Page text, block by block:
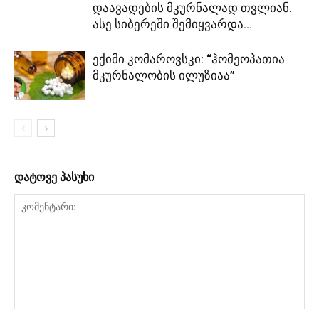
დაავადების მკურნალად თვლიან.
ასე სიბერეში შემიყვარდა...
ექიმი კომაროვსკი: “ჰომეოპათია
მკურნალობის ილუზიაა”
დატოვე პასუხი